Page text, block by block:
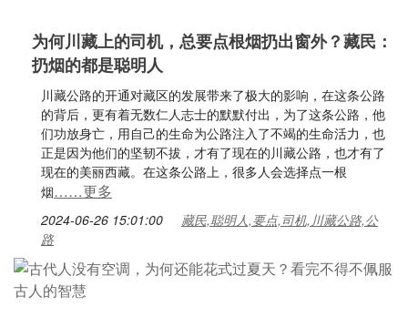
为何川藏上的司机，总要点根烟扔出窗外？藏民：
扔烟的都是聪明人
川藏公路的开通对藏区的发展带来了极大的影响，在这条公路
的背后，更有着无数仁人志士的默默付出，为了这条公路，他
们功放身亡，用自己的生命为公路注入了不竭的生命活力，也
正是因为他们的坚韧不拔，才有了现在的川藏公路，也才有了
现在的美丽西藏。在这条公路上，很多人会选择点一根
烟……更多
2024-06-26 15:01:00
藏民,聪明人,要点,司机,川藏公路,公
路